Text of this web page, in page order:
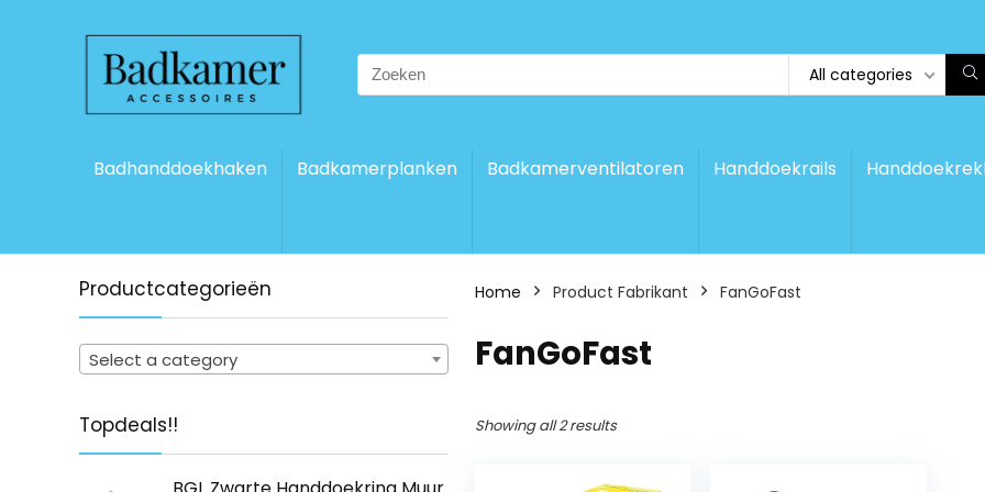
Search
for:
All categories
Badhanddoekhaken Badkamerplanken Badkamerventilatoren Handdoekrails
Productcategorieën
Select a category
Topdeals!!
Home Product Fabrikant ‎FanGoFast
‎FanGoFast
Showing all 2 results